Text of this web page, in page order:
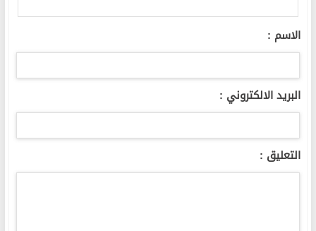
الاسم :
البريد الالكتروني :
التعليق :